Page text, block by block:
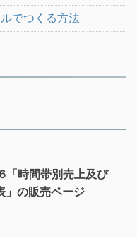
でつくる方法
時間帯別売上及び
」の販売ページ